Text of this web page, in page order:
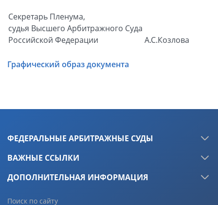
Секретарь Пленума,
судья Высшего Арбитражного Суда
Российской Федерации
А.С.Козлова
Графический образ документа
ФЕДЕРАЛЬНЫЕ АРБИТРАЖНЫЕ СУДЫ
ВАЖНЫЕ ССЫЛКИ
ДОПОЛНИТЕЛЬНАЯ ИНФОРМАЦИЯ
Поиск по сайту